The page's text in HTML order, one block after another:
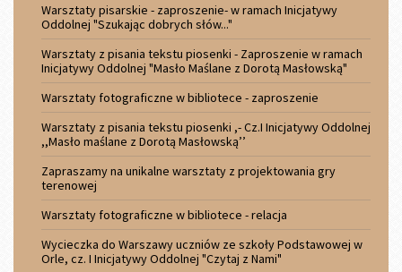
Warsztaty pisarskie - zaproszenie- w ramach Inicjatywy
Oddolnej "Szukając dobrych słów..."
Warsztaty z pisania tekstu piosenki - Zaproszenie w ramach
Inicjatywy Oddolnej "Masło Maślane z Dorotą Masłowską"
Warsztaty fotograficzne w bibliotece - zaproszenie
Warsztaty z pisania tekstu piosenki ,- Cz.I Inicjatywy Oddolnej
,,Masło maślane z Dorotą Masłowską’’
Zapraszamy na unikalne warsztaty z projektowania gry
terenowej
Warsztaty fotograficzne w bibliotece - relacja
Wycieczka do Warszawy uczniów ze szkoły Podstawowej w
Orle, cz. I Inicjatywy Oddolnej "Czytaj z Nami"